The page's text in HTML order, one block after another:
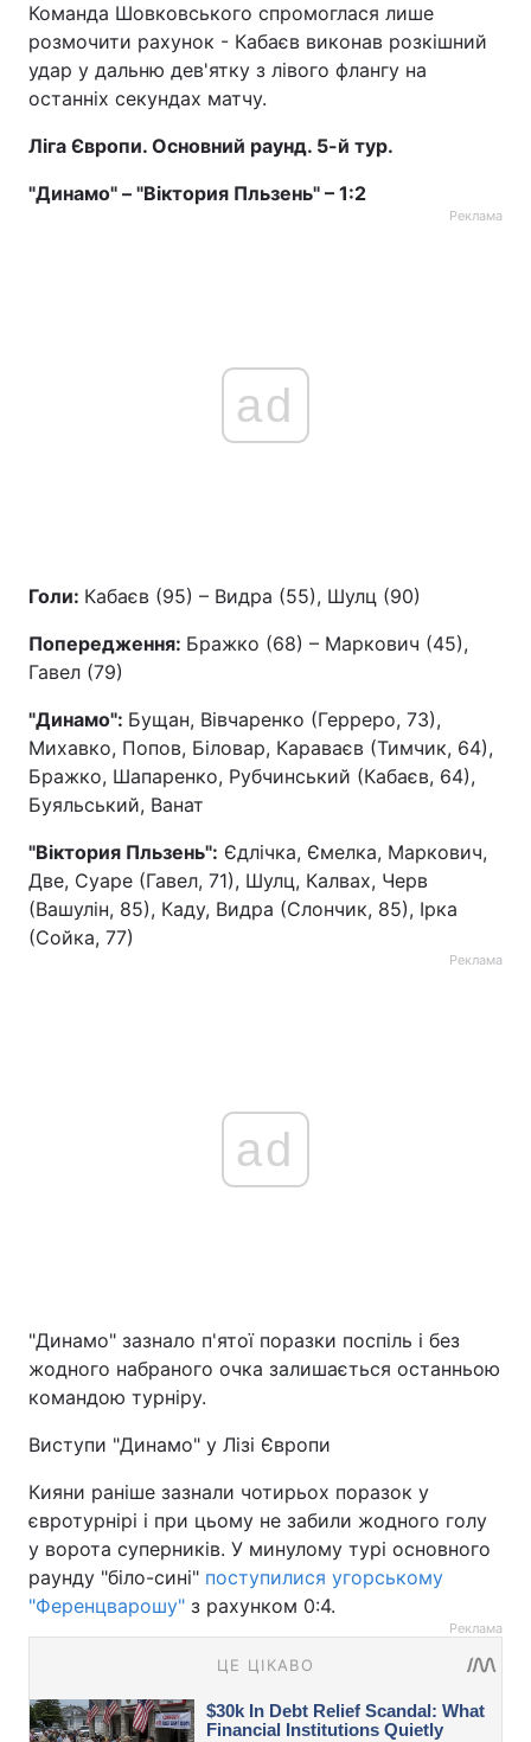
Команда Шовковського спромоглася лише
розмочити рахунок - Кабаєв виконав розкішний
удар у дальню дев'ятку з лівого флангу на
останніх секундах матчу.
Ліга Європи. Основний раунд. 5-й тур.
"Динамо" – "Віктория Пльзень" – 1:2
Реклама
ad
Голи: Кабаєв (95) – Видра (55), Шулц (90)
Попередження: Бражко (68) – Маркович (45),
Гавел (79)
"Динамо": Бущан, Вівчаренко (Герреро, 73),
Михавко, Попов, Біловар, Караваєв (Тимчик, 64),
Бражко, Шапаренко, Рубчинський (Кабаєв, 64),
Буяльський, Ванат
"Віктория Пльзень": Єдлічка, Ємелка, Маркович,
Две, Суаре (Гавел, 71), Шулц, Калвах, Черв
(Вашулін, 85), Каду, Видра (Слончик, 85), Ірка
(Сойка, 77)
Реклама
ad
"Динамо" зазнало п'ятої поразки поспіль і без
жодного набраного очка залишається останньою
командою турніру.
Виступи "Динамо" у Лізі Європи
Кияни раніше зазнали чотирьох поразок у
євротурнірі і при цьому не забили жодного голу
у ворота суперників. У минулому турі основного
раунду "біло-сині" поступилися угорському
"Ференцварошу" з рахунком 0:4.
Реклама